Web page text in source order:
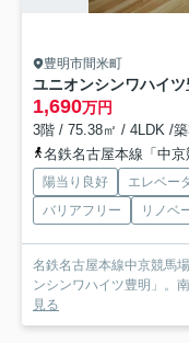
豊明市間米町
ユニオンシンワハイツ
1,690万円
3階 / 75.38㎡ / 4LDK /
名鉄名古屋本線「中
陽当り良好 エレベー
バリアフリー
リノベ
名鉄名古屋本線中京競馬
ンシンワハイツ豊明」。
見る